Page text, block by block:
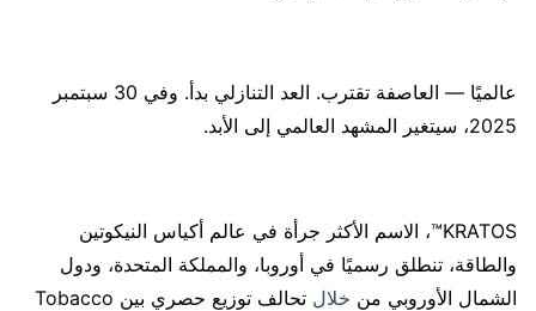
عالميًا — العاصفة تقترب. العد التنازلي بدأ. وفي 30 سبتمبر
2025، سيتغير المشهد العالمي إلى الأبد.
‏KRATOS™، الاسم الأكثر جرأة في عالم أكياس النيكوتين
والطاقة، تنطلق رسميًا في أوروبا، والمملكة المتحدة، ودول
الشمال الأوروبي من خلال
تحالف توزيع حصري بين Tobacco